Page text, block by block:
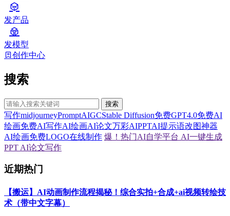
发产品
发模型
创作中心
搜索
搜索
写作midjourneyPromptAIGCStable Diffusion免费GPT4.0免费AI
绘画免费AI写作AI绘画AI论文万彩AIPPTAI提示语改图神器
AI绘画免费LOGO在线制作 爆！热门AI自学平台 AI一键生成
PPT AI论文写作
近期热门
【搬运】AI动画制作流程揭秘！综合实拍+合成+ai视频转绘技
术（带中文字幕）